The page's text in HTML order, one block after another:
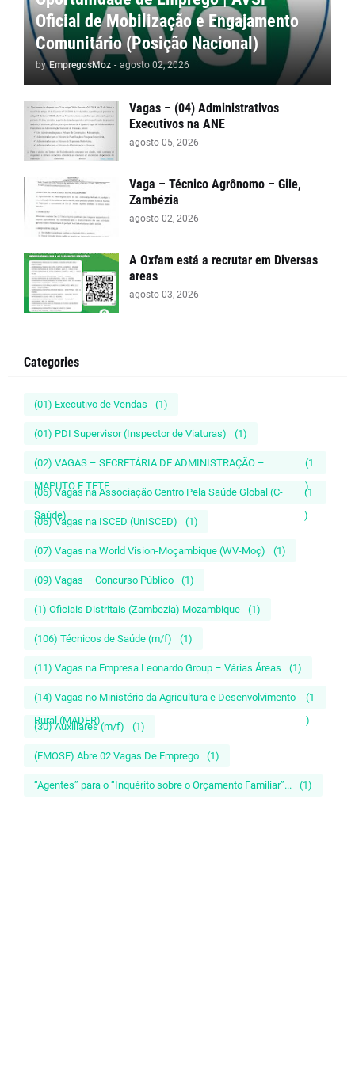
Oficial de Mobilização e Engajamento
Comunitário (Posição Nacional)
by EmpregosMoz - agosto 02, 2026
Vagas – (04) Administrativos
Executivos na ANE
agosto 05, 2026
Vaga – Técnico Agrônomo – Gile,
Zambézia
agosto 02, 2026
A Oxfam está a recrutar em Diversas
areas
agosto 03, 2026
Categories
(01) Executivo de Vendas (1)
(01) PDI Supervisor (Inspector de Viaturas) (1)
(02) VAGAS – SECRETÁRIA DE ADMINISTRAÇÃO –
MAPUTO E TETE
(1
)
(06) Vagas na Associação Centro Pela Saúde Global (C-
Saúde)
(1
)
(06) Vagas na ISCED (UnISCED) (1)
(07) Vagas na World Vision-Moçambique (WV-Moç) (1)
(09) Vagas – Concurso Público (1)
(1) Oficiais Distritais (Zambezia) Mozambique (1)
(106) Técnicos de Saúde (m/f) (1)
(11) Vagas na Empresa Leonardo Group – Várias Áreas (1)
(14) Vagas no Ministério da Agricultura e Desenvolvimento
Rural (MADER)
(1
)
(30) Auxiliares (m/f) (1)
(EMOSE) Abre 02 Vagas De Emprego (1)
“Agentes” para o “Inquérito sobre o Orçamento Familiar”... (1)